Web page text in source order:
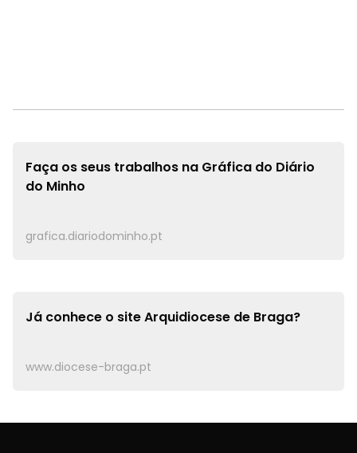
Faça os seus trabalhos na Gráfica do Diário
do Minho
grafica.diariodominho.pt
Já conhece o siteArquidiocese de Braga?
www.diocese-braga.pt